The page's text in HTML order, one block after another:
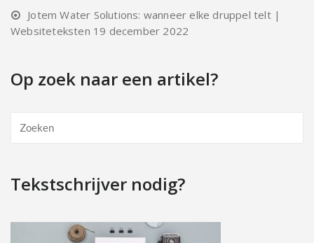
Jotem Water Solutions: wanneer elke druppel telt |
Websiteteksten 19 december 2022
Op zoek naar een artikel?
Tekstschrijver nodig?